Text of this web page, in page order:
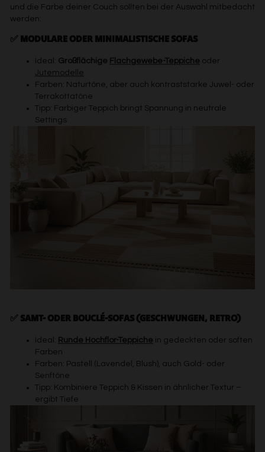
und die Farbe deiner Couch sollten bei der Auswahl mitbedacht
werden:
✅ MODULARE ODER MINIMALISTISCHE SOFAS
Ideal: Großflächige Flachgewebe-Teppiche oder
Jutemodelle
Farben: Naturtöne, aber auch kontraststarke Juwel- oder
Terrakottatöne
Tipp: Farbiger Teppich bringt Spannung in neutrale
Settings
✅ SAMT- ODER BOUCLÉ-SOFAS (GESCHWUNGEN, RETRO)
Ideal: Runde Hochflor-Teppiche in gedeckten oder soften
Farben
Farben: Pastell (Lavendel, Blush), auch Gold- oder
Senftöne
Tipp: Kombiniere Teppich & Kissen in ähnlicher Textur –
ergibt Tiefe